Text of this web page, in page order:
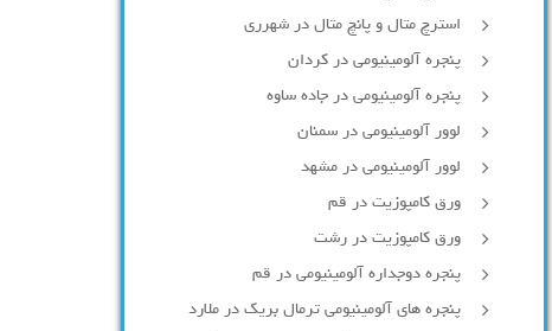
استرچ متال و پانچ متال در شهرری
پنجره آلومینیومی در کردان
پنجره آلومینیومی در جاده ساوه
لوور آلومینیومی در سمنان
لوور آلومینیومی در مشهد
ورق کامپوزیت در قم
ورق کامپوزیت در رشت
پنجره دوجداره آلومينيومی در قم
پنجره های آلومینیومی ترمال بریک در ملارد